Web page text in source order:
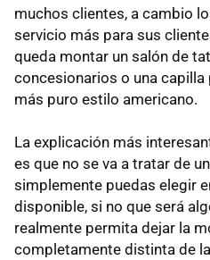
muchos clientes, a cambio
servicio más para sus
queda montar un salón de
concesionarios o una capilla
más puro estilo americano.
La explicación más
es que no se va a tratar de
simplemente puedas elegir
disponible, si no que será
realmente permita dejar la
completamente distinta de